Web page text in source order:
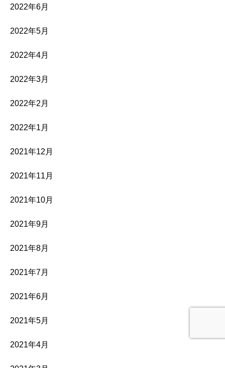
2022年6月
2022年5月
2022年4月
2022年3月
2022年2月
2022年1月
2021年12月
2021年11月
2021年10月
2021年9月
2021年8月
2021年7月
2021年6月
2021年5月
2021年4月